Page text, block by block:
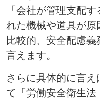
「会社が管理支配
れた機械や道具が原
比較的、安全配慮
言えます。
さらに具体的に言
て「労働安全衛生法